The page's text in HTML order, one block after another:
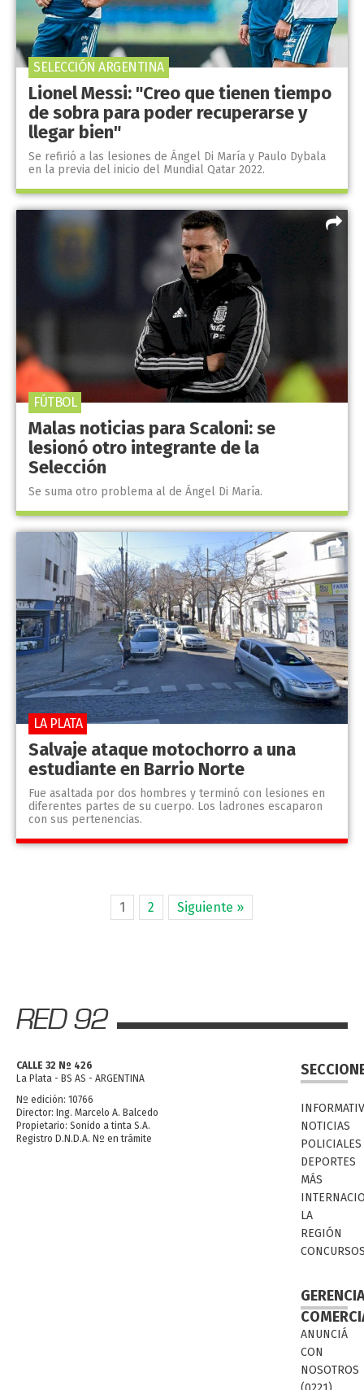
Lionel Messi: "Creo que tienen tiempo
de sobra para poder recuperarse y
llegar bien"
Se refirió a las lesiones de Ángel Di María y Paulo Dybala
en la previa del inicio del Mundial Qatar 2022.
SELECCIÓN ARGENTINA
Malas noticias para Scaloni: se
lesionó otro integrante de la
Selección
Se suma otro problema al de Ángel Di María.
FÚTBOL
Salvaje ataque motochorro a una
estudiante en Barrio Norte
Fue asaltada por dos hombres y terminó con lesiones en
diferentes partes de su cuerpo. Los ladrones escaparon
con sus pertenencias.
LA PLATA
1 2 Siguiente »
CALLE 32 Nº 426
La Plata - BS AS - ARGENTINA
Nº edición: 10766
Director: Ing. Marcelo A. Balcedo
Propietario: Sonido a tinta S.A.
Registro D.N.D.A. Nº en trámite
NOTICIAS
POLICIALES
DEPORTES
MÁS
LA
REGIÓN
ANUNCIÁ
CON
NOSOTROS